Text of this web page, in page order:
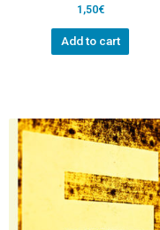
1,50€
Add to cart